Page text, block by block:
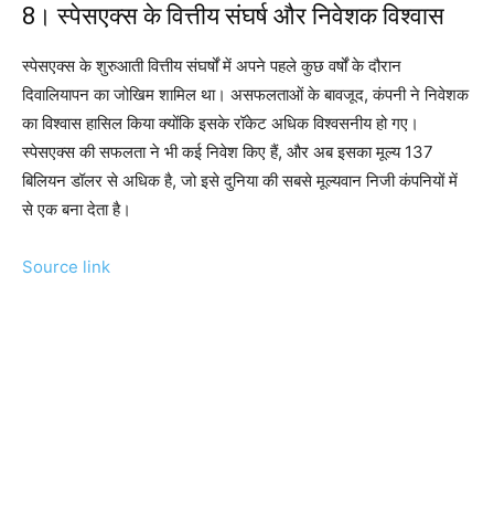
8। स्पेसएक्स के वित्तीय संघर्ष और निवेशक विश्वास
स्पेसएक्स के शुरुआती वित्तीय संघर्षों में अपने पहले कुछ वर्षों के दौरान
दिवालियापन का जोखिम शामिल था। असफलताओं के बावजूद, कंपनी ने निवेशक
का विश्वास हासिल किया क्योंकि इसके रॉकेट अधिक विश्वसनीय हो गए।
स्पेसएक्स की सफलता ने भी कई निवेश किए हैं, और अब इसका मूल्य 137
बिलियन डॉलर से अधिक है, जो इसे दुनिया की सबसे मूल्यवान निजी कंपनियों में
से एक बना देता है।
Source link